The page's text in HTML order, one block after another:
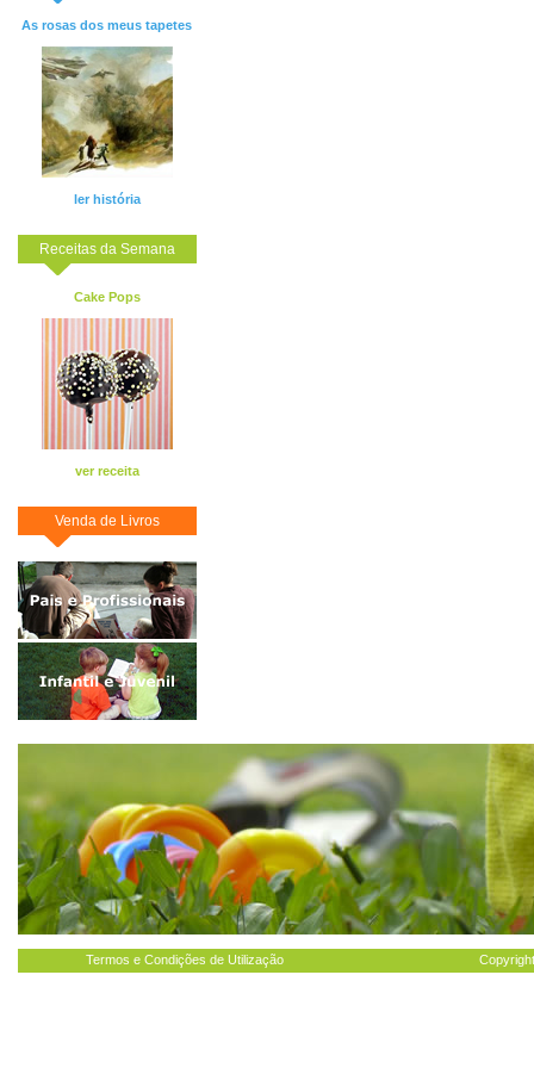
As rosas dos meus tapetes
ler história
Receitas da Semana
Cake Pops
ver receita
Venda de Livros
Termos e Condições de Utilização